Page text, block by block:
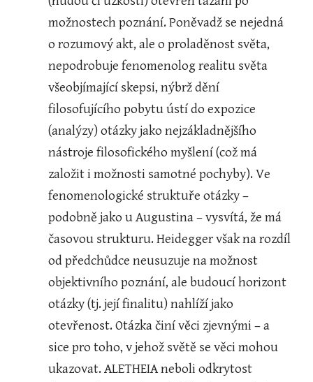
možnostech poznání. Poněvadž se nejedná
o rozumový akt, ale o proladěnost světa,
nepodrobuje fenomenolog realitu světa
všeobjímající skepsi, nýbrž dění
filosofujícího pobytu ústí do expozice
(analýzy) otázky jako nejzákladnějšího
nástroje filosofického myšlení (což má
založit i možnosti samotné pochyby). Ve
fenomenologické struktuře otázky –
podobně jako u Augustina – vysvítá, že má
časovou strukturu. Heidegger však na rozdíl
od předchůdce neusuzuje na možnost
objektivního poznání, ale budoucí horizont
otázky (tj. její finalitu) nahlíží jako
otevřenost. Otázka činí věci zjevnými – a
sice pro toho, v jehož světě se věci mohou
ukazovat. ALETHEIA neboli odkrytost